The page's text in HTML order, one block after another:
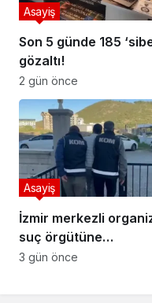
Son 5 günde 185
gözaltı!
Asayiş
2 gün önce
İzmir merkezli
suç örgütüne
operasyon
Asayiş
3 gün önce